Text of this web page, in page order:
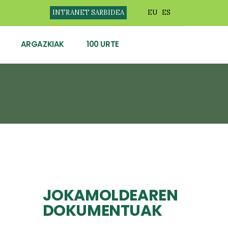
INTRANET SARBIDEA EU ES
ARGAZKIAK 100 URTE
JOKAMOLDEAREN
DOKUMENTUAK